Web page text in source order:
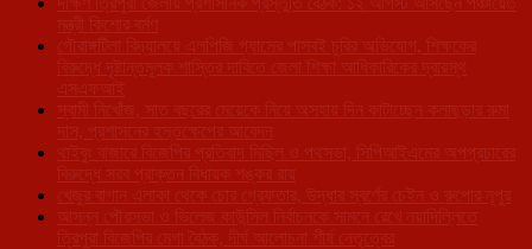
মন্ত্রী কিশোর বর্মণ
গৌরাঙ্গটিলা বিদ্যালয়ে এলপিজি গ্যাসের পাসবই চুরির অভিযোগ, শিক্ষকের
বিরুদ্ধে দৃষ্টান্তমূলক শাস্তির দাবিতে জেলা শিক্ষা আধিকারিকের দ্বারস্থ
এসএফআই
স্বামী নিখোঁজ, সাত বছরের মেয়েকে নিয়ে অসহায় দিন কাটাচ্ছেন কলাছড়ার রুমা
দাস, প্রশাসনের হস্তক্ষেপের আবেদন
থাইবুং বাজারে বিজেপির প্রতিবাদ মিছিল ও পথসভা, সিপিআইএমের অপপ্রচারের
বিরুদ্ধে সরব প্রাক্তন বিধায়ক শঙ্কর রায়
খেজুর বাগান এলাকা থেকে চোর গ্রেফতার, উদ্ধার স্বর্ণের চেইন ও রুপোর নূপুর
আসন্ন পৌরসভা ও ভিলেজ কাউন্সিল নির্বাচনকে সামনে রেখে নয়াদিল্লিতে
ত্রিপুরা বিজেপির মেগা বৈঠক, দীর্ঘ আলোচনা শীর্ষ নেতৃত্বের